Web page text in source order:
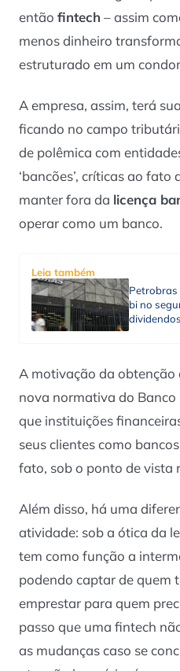
então fintech – assim
menos dinheiro
estruturado em um
A empresa, assim, terá
ficando no campo
de polêmica com
‘bancões’, críticas ao
manter fora da licença
operar como um banco.
Leia também
Petrobras
bi no
dividendos
A motivação da obtenção
nova normativa do Banco
que instituições
seus clientes como
fato, sob o ponto de vista
Além disso, há uma
atividade: sob a ótica da
tem como função a
podendo captar de quem
emprestar para quem
passo que uma fintech
as mudanças caso se